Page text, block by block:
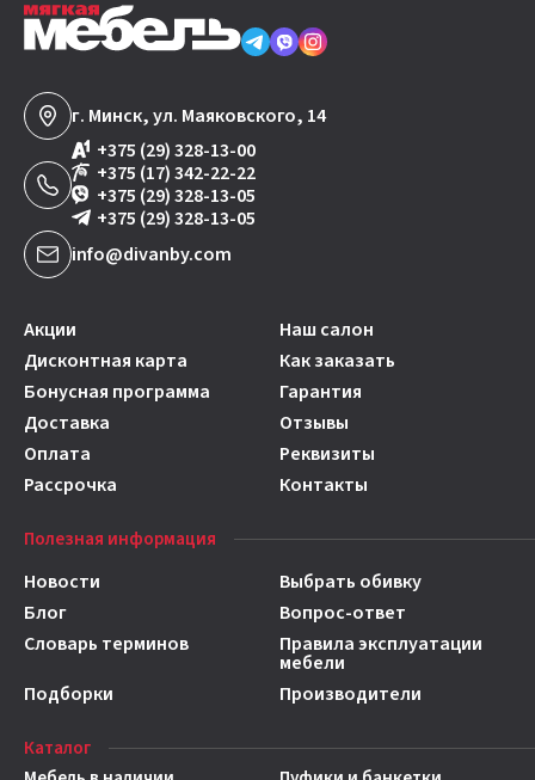
г. Минск, ул. Маяковского, 14
+375 (29) 328-13-00
+375 (17) 342-22-22
+375 (29) 328-13-05
+375 (29) 328-13-05
info@divanby.com
Акции
Наш салон
Дисконтная карта
Как заказать
Бонусная программа
Гарантия
Доставка
Отзывы
Оплата
Реквизиты
Рассрочка
Контакты
Полезная информация
Новости
Выбрать обивку
Блог
Вопрос-ответ
Словарь терминов
Правила эксплуатации
мебели
Подборки
Производители
Каталог